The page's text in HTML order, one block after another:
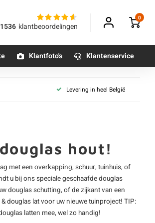
1536 klantbeoordelingen
0
Tafelpoten - metaal
Tafel onderstel - metaal
Alle poten & onderstellen
Klantfoto's Klantenservice
Levering in heel België
hout!
met een overkapping, schuur, tuinhuis, of
u bij ons speciale geschaafdedouglas
douglas schutting, of de zijkant van een
& douglas lat voor uw nieuwe tuinproject! TIP:
latten mee, wel zo handig!